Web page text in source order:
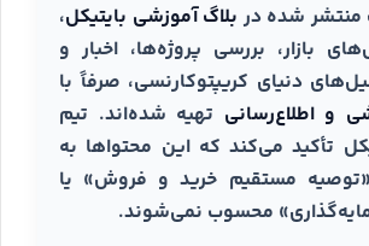
منتشر شده در بلاگ آموزشی بایتیکل،
بازار، بررسی پروژه‌ها، اخبار و
دنیای کریپتوکارنسی، صرفاً با
و اطلاع‌رسانی تهیه شده‌اند. تیم
تأکید می‌کند که این محتواها به
مستقیم خرید و فروش» یا
محسوب نمی‌شوند.